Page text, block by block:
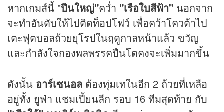
หากเกมส์นี้ "ปืนใหญ่"คว่ำ "เรือใบสีฟ้า" นอกจาก
จะทำอันดับให้ไปติดท็อปโฟว์ เพื่อคว้าโควต้าไป
เตะฟุตบอลถ้วยยุโรปในฤดูกาลหน้าแล้ว ขวัญ
และกำลังใจกองพลพรรคปืนโตคงจะเพิ่มมากขึ้น
ดังนั้น อาร์เซนอล ต้องทุ่มเทในอีก 2 ถ้วยที่เหลือ
อยู่ทั้ง ยูฟ่า แชมเปี้ยนลีก รอบ 16 ทีมสุดท้าย กับ